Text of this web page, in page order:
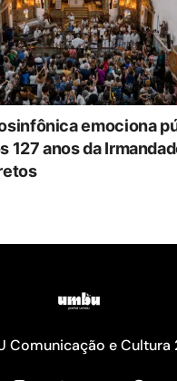
emociona
127 anos da
Comunicação e Cultura